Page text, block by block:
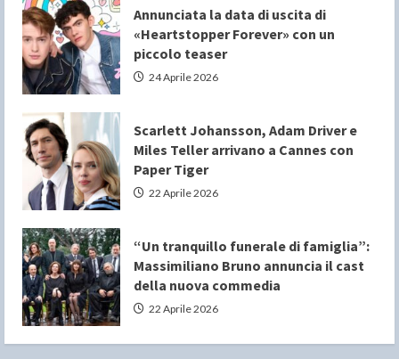
Annunciata la data di uscita di
«Heartstopper Forever» con un
piccolo teaser
24 Aprile 2026
Scarlett Johansson, Adam Driver e
Miles Teller arrivano a Cannes con
Paper Tiger
22 Aprile 2026
“Un tranquillo funerale di famiglia”:
Massimiliano Bruno annuncia il cast
della nuova commedia
22 Aprile 2026